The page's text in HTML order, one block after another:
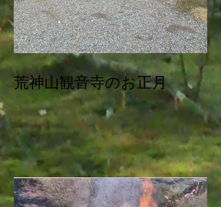
荒神山観音寺のお正月